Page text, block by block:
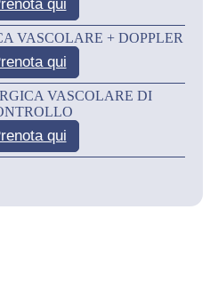
qui
VASCOLARE + DOPPLER
qui
VASCOLARE DI
qui